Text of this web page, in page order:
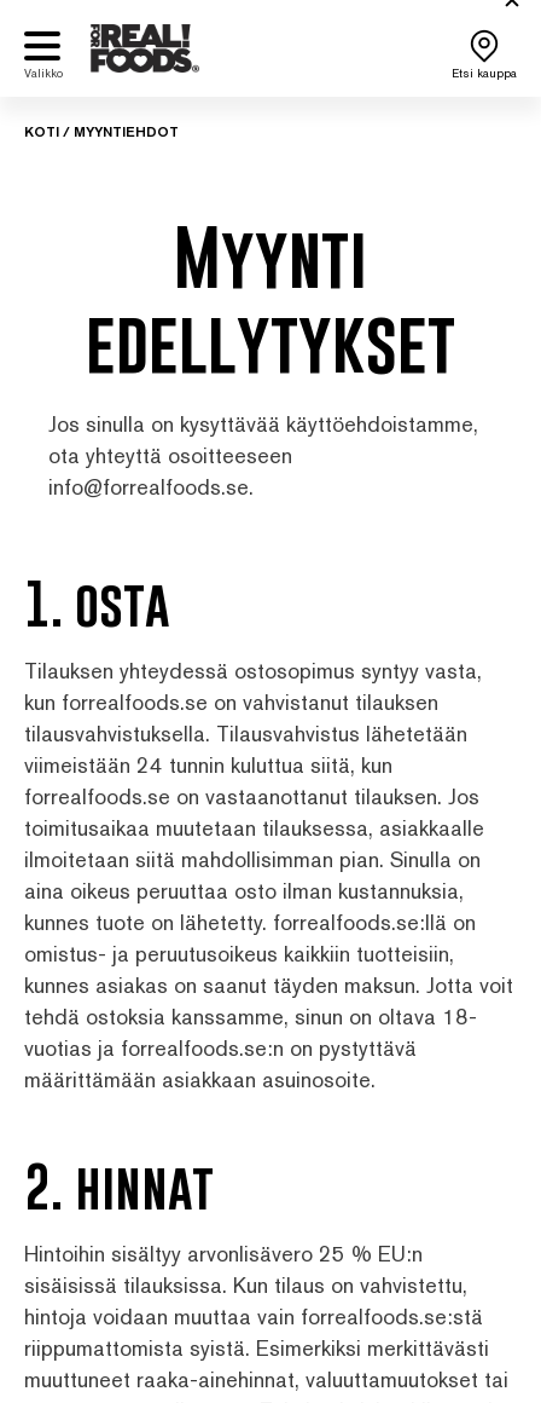
sisältöön
Valikko Etsi kauppa
KOTI / MYYNTIEHDOT
Myynti
edellytykset
Jos sinulla on kysyttävää käyttöehdoistamme,
ota yhteyttä osoitteeseen
info@forrealfoods.se.
1. osta
Tilauksen yhteydessä ostosopimus syntyy vasta,
kun forrealfoods.se on vahvistanut tilauksen
tilausvahvistuksella. Tilausvahvistus lähetetään
viimeistään 24 tunnin kuluttua siitä, kun
forrealfoods.se on vastaanottanut tilauksen. Jos
toimitusaikaa muutetaan tilauksessa, asiakkaalle
ilmoitetaan siitä mahdollisimman pian. Sinulla on
aina oikeus peruuttaa osto ilman kustannuksia,
kunnes tuote on lähetetty. forrealfoods.se:llä on
omistus- ja peruutusoikeus kaikkiin tuotteisiin,
kunnes asiakas on saanut täyden maksun. Jotta voit
tehdä ostoksia kanssamme, sinun on oltava 18-
vuotias ja forrealfoods.se:n on pystyttävä
määrittämään asiakkaan asuinosoite.
2. hinnat
Hintoihin sisältyy arvonlisävero 25 % EU:n
sisäisissä tilauksissa. Kun tilaus on vahvistettu,
hintoja voidaan muuttaa vain forrealfoods.se:stä
riippumattomista syistä. Esimerkiksi merkittävästi
muuttuneet raaka-ainehinnat, valuuttamuutokset tai